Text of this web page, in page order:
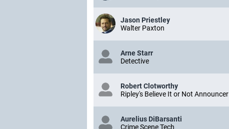
Jason Priestley
Walter Paxton
Arne Starr
Detective
Robert Clotworthy
Ripley's Believe It or Not Announcer
Aurelius DiBarsanti
Crime Scene Tech